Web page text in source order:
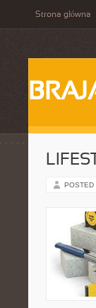
Strona główna
POSTED